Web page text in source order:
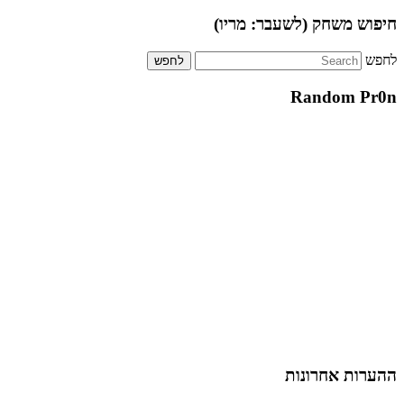
חיפוש משחק (לשעבר: מריו)
לחפש
Random Pr0n
ההערות אחרונות